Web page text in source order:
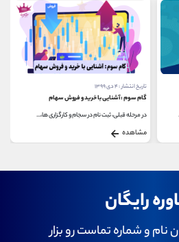
تاریخ انتشار : ۴ دی ۱۳۹۹
گام سوم : آشنایی با خرید و فروش سهام
در مرحله قبلی، ثبت نام در سجام و کارگزاری ها،...
مشاهده
رایگان
نام و شماره تماست رو بزار